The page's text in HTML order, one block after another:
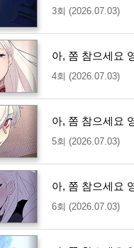
3회 (2026.07.03)
아, 쫌 참으세요
4회 (2026.07.03)
아, 쫌 참으세요
5회 (2026.07.03)
아, 쫌 참으세요
6회 (2026.07.03)